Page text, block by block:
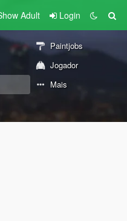
Adult Login
Paintjobs
Jogador
Mais